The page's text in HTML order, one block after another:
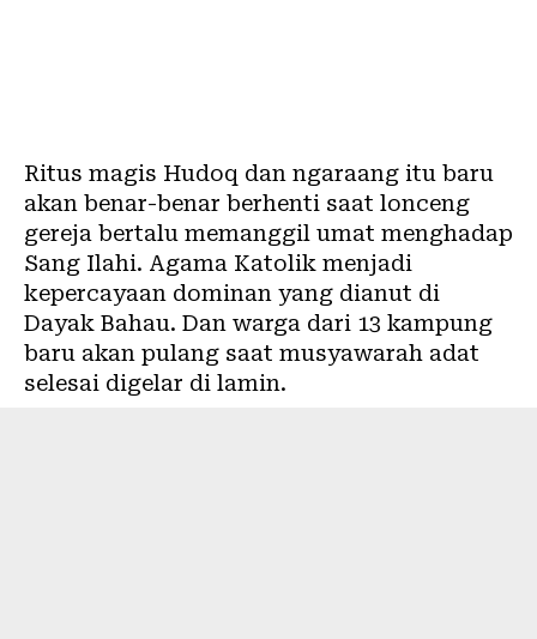
Ritus magis Hudoq dan ngaraang itu baru
akan benar-benar berhenti saat lonceng
gereja bertalu memanggil umat menghadap
Sang Ilahi. Agama Katolik menjadi
kepercayaan dominan yang dianut di
Dayak Bahau. Dan warga dari 13 kampung
baru akan pulang saat musyawarah adat
selesai digelar di lamin.